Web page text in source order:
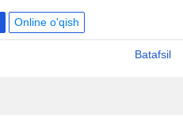
Online o'qish
Batafsil